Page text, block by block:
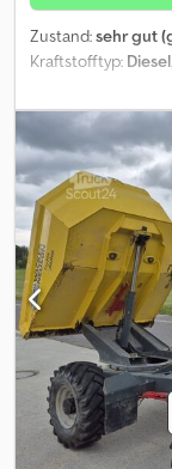
Zustand:sehr gut
Kraftstofftyp: Diesel
, Baujahr:
3 Leergewicht:
Zustand: gut